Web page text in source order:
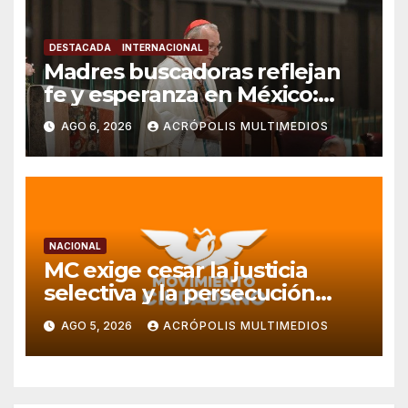
DESTACADA INTERNACIONAL
Madres buscadoras reflejan
fe y esperanza en México:
Parolin
AGO 6, 2026 ACRÓPOLIS MULTIMEDIOS
NACIONAL
MC exige cesar la justicia
selectiva y la persecución
política en Veracruz
AGO 5, 2026 ACRÓPOLIS MULTIMEDIOS